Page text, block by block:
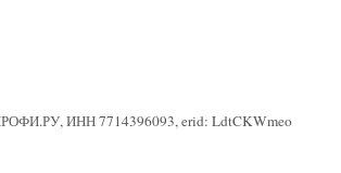
ИНН 7714396093, erid: LdtCKWmeo